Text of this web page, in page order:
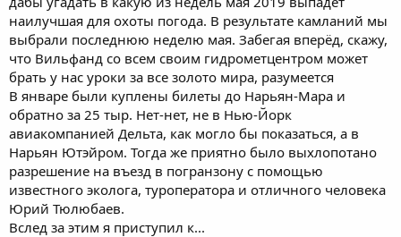
наилучшая для охоты погода. В результате камланий мы
выбрали последнюю неделю мая. Забегая вперёд, скажу,
что Вильфанд со всем своим гидрометцентром может
брать у нас уроки за все золото мира, разумеется
В январе были куплены билеты до Нарьян-Мара и
обратно за 25 тыр. Нет-нет, не в Нью-Йорк
авиакомпанией Дельта, как могло бы показаться, а в
Нарьян Ютэйром. Тогда же приятно было выхлопотано
разрешение на въезд в погранзону с помощью
известного эколога, туроператора и отличного человека
Юрий Тюлюбаев.
Вслед за этим я приступил к...